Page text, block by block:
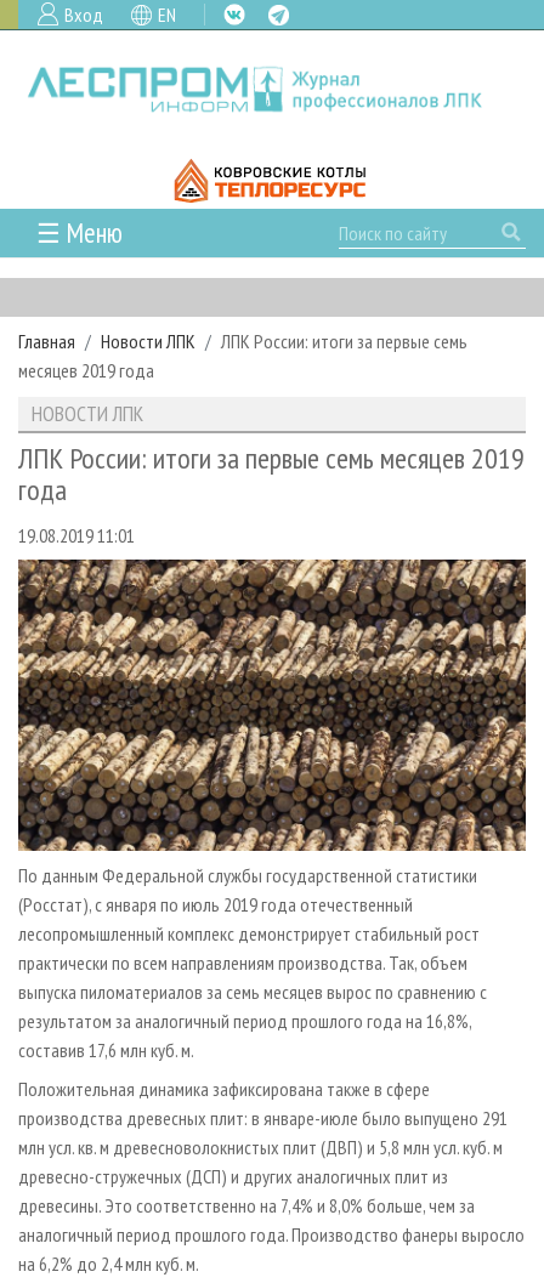
Вход EN
☰ Меню
ГЛАВНАЯ
РУБРИКИ И ТЕМЫ
РУБРИКИ ЖУРНАЛА
ЛЕСОЗАГОТОВКА
ЛЕСОПИЛЕНИЕ
СУШКА ДРЕВЕСИНЫ
ПРОИЗВОДСТВО ДРЕВЕСНЫХ ПЛИТ
ДЕРЕВЯННОЕ ДОМОСТРОЕНИЕ
ПРОИЗВОДСТВО МЕБЕЛИ
БИОЭНЕРГЕТИКА
ЦБП
ИНСТРУМЕНТ И МАТЕРИАЛЫ
НОВОСТИ
НОВОСТИ ЛПК
НОВОСТИ ЖУРНАЛА
ПРОЕКТЫ ЛПИ
АНАЛИТИКА
ПРЕДПРИЯТИЯ ЛПК
ПЕРСОНЫ
МОБИЛЬНЫЕ ВЫСТАВКИ
ОФИЦИАЛЬНЫЕ ДЕЛЕГАЦИИ
ПРИОРИТЕТНЫЕ ИНВЕСТПРОЕКТЫ
RUSSIAN FORESTRY REVIEW
ГАЗЕТА ЛЕСПРОМФОРУМ
БИБЛИОТЕКА СПЕЦИАЛИСТА
АРХИВ
АРХИВ ЖУРНАЛОВ
О ЖУРНАЛЕ
ПОДПИСКА
КОНТАКТЫ
РЕКЛАМОДАТЕЛЯМ
РЕКЛАМА
РЕКЛАМА НА САЙТЕ
Главная Новости ЛПК
ЛПК России: итоги за первые семь
месяцев 2019 года
НОВОСТИ ЛПК
ЛПК России: итоги за первые семь месяцев 2019
года
19.08.2019 11:01
По данным Федеральной службы государственной статистики
(Росстат), с января по июль 2019 года отечественный
лесопромышленный комплекс демонстрирует стабильный рост
практически по всем направлениям производства. Так, объем
выпуска пиломатериалов за семь месяцев вырос по сравнению с
результатом за аналогичный период прошлого года на 16,8%,
составив 17,6 млн куб. м.
Положительная динамика зафиксирована также в сфере
производства древесных плит: в январе-июле было выпущено 291
млн усл. кв. м древесноволокнистых плит (ДВП) и 5,8 млн усл. куб. м
древесно-стружечных (ДСП) и других аналогичных плит из
древесины. Это соответственно на 7,4% и 8,0% больше, чем за
аналогичный период прошлого года. Производство фанеры выросло
на 6,2% до 2,4 млн куб. м.